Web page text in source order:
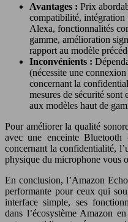
Avantages : Prix
compatibilité, intégration
Alexa, fonctionnalités
gamme, amélioration
rapport au modèle
Inconvénients :
(nécessite une
concernant la
mesures de sécurité
aux modèles haut de
Pour améliorer la qualité
avec une enceinte Bluetooth
concernant la confidentialité,
physique du microphone vous
En conclusion, l’Amazon
performante pour ceux qui
interface simple, ses
dans l’écosystème Amazon